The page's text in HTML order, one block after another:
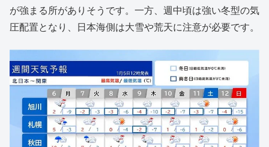
が強まる所がありそうです。一方、週中頃は強い冬型の気
圧配置となり、日本海側は大雪や荒天に注意が必要です。